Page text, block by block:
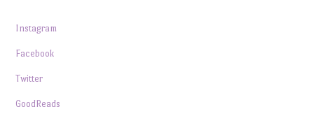
Instagram
Facebook
Twitter
GoodReads